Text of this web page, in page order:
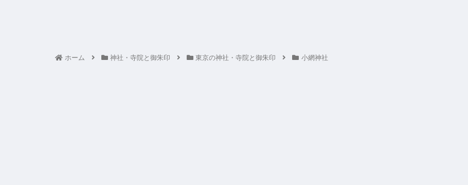
ホーム 神社・寺院と御朱印 東京の神社・寺院と御朱印 小網神社